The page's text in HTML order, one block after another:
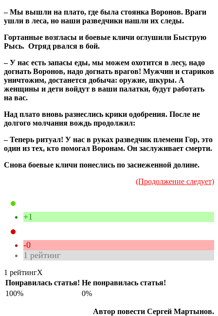
– Мы вышли на плато, где была стоянка Воронов. Враги
ушли в леса, но наши разведчики нашли их следы.
Гортанные возгласы и боевые кличи оглушили Быструю
Рысь. Отряд рвался в бой.
– У нас есть запасы еды, мы можем охотится в лесу, надо
догнать Воронов, надо догнать врагов! Мужчин и стариков
уничтожим, достанется добыча: оружие, шкуры. А
женщины и дети войдут в ваши палатки, будут работать
на вас.
Над плато вновь разнеслись крики одобрения. После не
долгого молчания вождь продолжил:
– Теперь ритуал! У нас в руках разведчик племени Гор, это
один из тех, кто помогал Воронам. Он заслуживает смерти.
Снова боевые кличи понеслись по заснеженной долине.
(Продолжение следует)
+1
-0
1 рейтинг
1 рейтингX
Понравилась статья! Не понравилась статья!
100%
0%
Автор повести Сергей Мартынов.